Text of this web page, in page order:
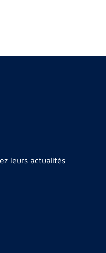
leurs actualités